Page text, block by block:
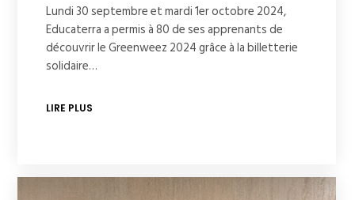
Lundi 30 septembre et mardi 1er octobre 2024,
Educaterra a permis à 80 de ses apprenants de
découvrir le Greenweez 2024 grâce à la billetterie
solidaire…
LIRE PLUS